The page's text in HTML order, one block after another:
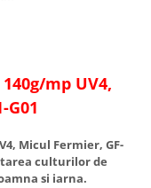
mp UV4,
G01
Micul Fermier, GF-
culturilor de
si iarna.